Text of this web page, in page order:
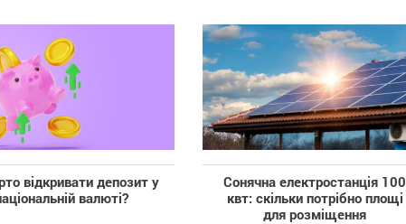
відкривати депозит у
валюті?
Сонячна електростанція 100
квт: скільки потрібно площі
для розміщення